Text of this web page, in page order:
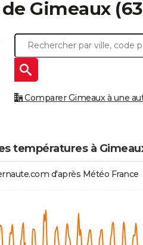
Gimeaux
Comparer Gimeaux à une
températures à
d'après Météo France